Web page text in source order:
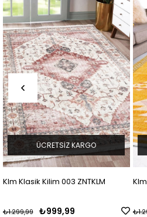
Klm Klasik Kilim 004 ZNTKLM
₺1.299,99
ÜCRETSIZ KARGO